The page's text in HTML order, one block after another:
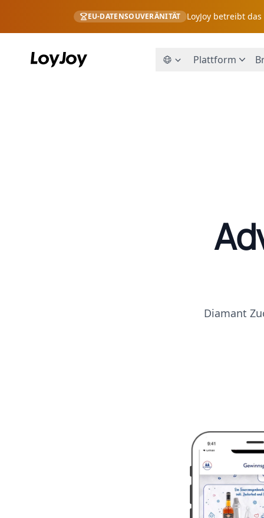
EU-DATENSOUVERÄNITÄT LoyJoy betreibt
Plattform
Diamant